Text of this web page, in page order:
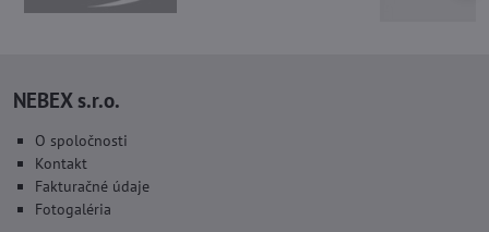
NEBEX s.r.o.
O spoločnosti
Kontakt
Fakturačné údaje
Fotogaléria